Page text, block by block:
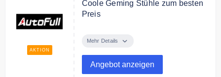
AKTION
Coole Geming Stühle zum besten
Preis
Geming Stühle zum besten Preis.
Mehr Details
Angebot anzeigen